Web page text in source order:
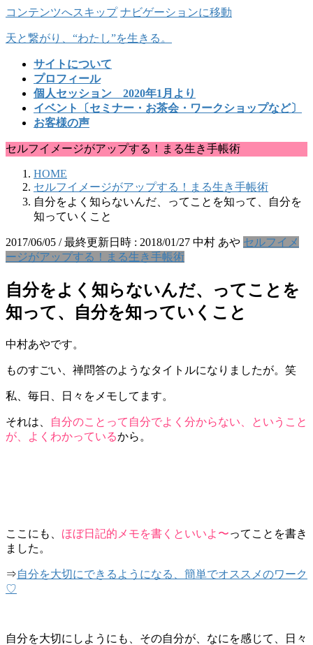
コンテンツへスキップ ナビゲーションに移動
天と繋がり、“わたし”を生きる。
サイトについて
プロフィール
個人セッション 2020年1月より
イベント〔セミナー・お茶会・ワークショップなど〕
お客様の声
セルフイメージがアップする！まる生き手帳術
HOME
セルフイメージがアップする！まる生き手帳術
自分をよく知らないんだ、ってことを知って、自分を
知っていくこと
2017/06/05 / 最終更新日時 : 2018/01/27 中村 あや セルフイメ
ージがアップする！まる生き手帳術
自分をよく知らないんだ、ってことを
知って、自分を知っていくこと
中村あやです。
ものすごい、禅問答のようなタイトルになりましたが。笑
私、毎日、日々をメモしてます。
それは、
自分のことって自分でよく分からない、ということ
が、よくわかっているから。
ここにも、 ほぼ日記的メモを書くといいよ〜ってことを書き
ました。
⇒自分を大切にできるようになる、簡単でオススメのワーク
♡
自分を大切にしようにも、その自分が、なにを感じて、日々